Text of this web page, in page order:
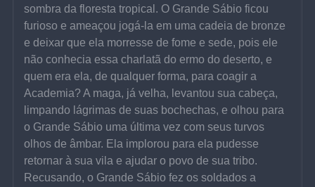
sombra da floresta tropical. O Grande Sábio ficou
furioso e ameaçou jogá-la em uma cadeia de bronze
e deixar que ela morresse de fome e sede, pois ele
não conhecia essa charlatã do ermo do deserto, e
quem era ela, de qualquer forma, para coagir a
Academia? A maga, já velha, levantou sua cabeça,
limpando lágrimas de suas bochechas, e olhou para
o Grande Sábio uma última vez com seus turvos
olhos de âmbar. Ela implorou para ela pudesse
retornar à sua vila e ajudar o povo de sua tribo.
Recusando, o Grande Sábio fez os soldados a